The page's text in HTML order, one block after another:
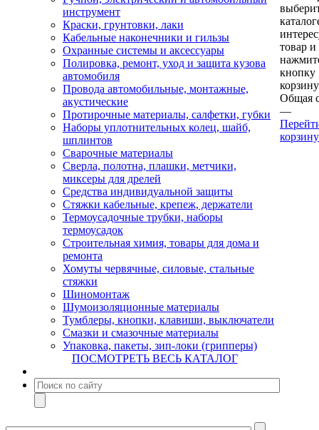
инструмент
Краски, грунтовки, лаки
Кабельные наконечники и гильзы
Охранные системы и аксессуары
Полировка, ремонт, уход и защита кузова
автомобиля
Провода автомобильные, монтажные,
акустические
Протирочные материалы, салфетки, губки
Наборы уплотнительных колец, шайб,
шплинтов
Сварочные материалы
Сверла, полотна, плашки, метчики,
миксеры для дрелей
Средства индивидуальной защиты
Стяжки кабельные, крепеж, держатели
Термоусадочные трубки, наборы
термоусадок
Строительная химия, товары для дома и
ремонта
Хомуты червячные, силовые, стальные
стяжки
Шиномонтаж
Шумоизоляционные материалы
Тумблеры, кнопки, клавиши, выключатели
Смазки и смазочные материалы
Упаковка, пакеты, зип-локи (грипперы)
ПОСМОТРЕТЬ ВЕСЬ КАТАЛОГ
товар и
кнопку
Общая
—
корзину